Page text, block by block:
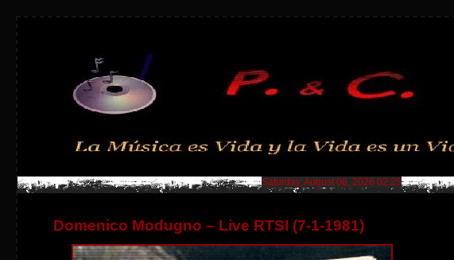
Saturday, August 08, 2026 02:25
Domenico Modugno – Live RTSI (7-1-1981)